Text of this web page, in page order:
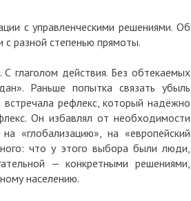
с управленческими решениями. Об
с разной степенью прямоты.
глаголом действия. Без обтекаемых
Раньше попытка связать убыль
рефлекс, который надёжно
Он избавлял от необходимости
«глобализацию», на «европейский
что у этого выбора были люди,
— конкретными решениями,
населению.